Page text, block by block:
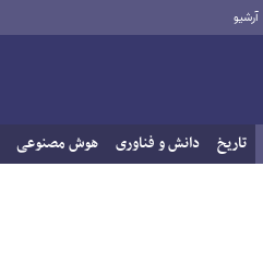
آرشیو
تاریخ دانش و فناوری هوش مصنوعی